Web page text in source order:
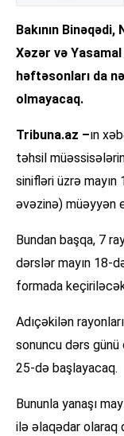
Bakının
Xəzər və
həftəsonları da
olmayacaq.
Tribuna.az –ın
təhsil
sinifləri üzrə
əvəzinə) müəyyən
Bundan başqa, 7
dərslər mayın 18-
formada
Adıçəkilən
sonuncu dərs
25-də başlayacaq.
Bununla yanaşı
ilə əlaqədar olaraq